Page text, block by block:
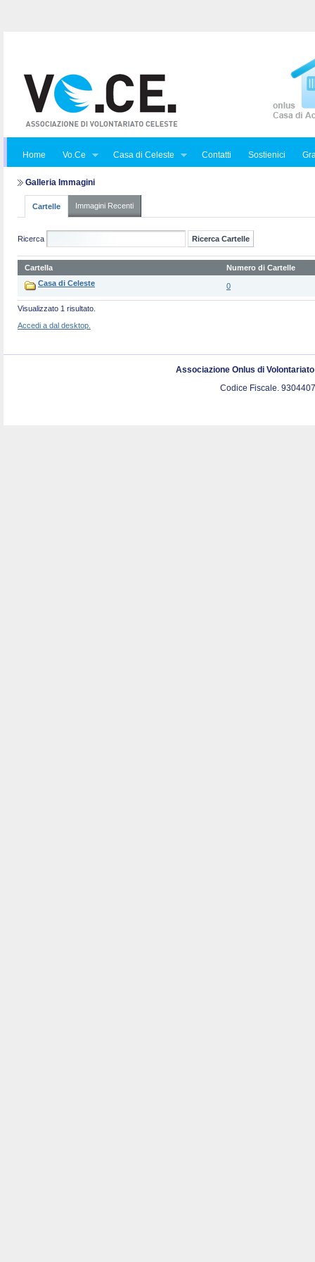
Home Vo.Ce Casa di Celeste Contatti Sostienici
Galleria Immagini
Cartelle Immagini Recenti
Ricerca
Cartella
Numero di Cartelle
Casa di Celeste
0
Visualizzato 1 risultato.
Accedi a dal desktop.
Associazione Onlus di
Codice Fiscale.